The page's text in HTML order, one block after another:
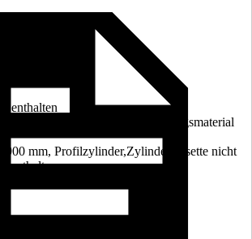
238
enthalten
Bohrschablone,Befestigungsmaterial
900 mm, Profilzylinder,Zylinderrossette nicht
enthalten